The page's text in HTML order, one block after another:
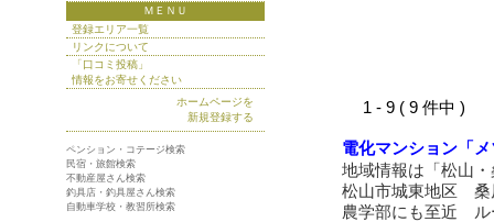
1 - 9 ( 9 件中 )
電化マンション「
地域情報は「松山
松山市城東地区 桑
農学部にも至近 ル
ＭＥＮＵ
登録エリア一覧
リンクについて
「口コミ投稿」
情報をお寄せください
ホームページを
新規登録する
ペンション・コテージ検索
民宿・旅館検索
不動産屋さん検索
釣具店・釣具屋さん検索
自動車学校・教習所検索